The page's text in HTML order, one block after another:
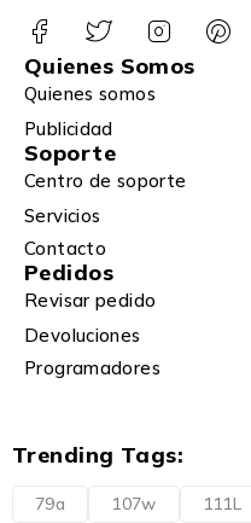
Quienes Somos
Quienes somos
Publicidad
Soporte
Centro de soporte
Servicios
Contacto
Pedidos
Revisar pedido
Devoluciones
Programadores
Trending Tags:
79a 107w 111L